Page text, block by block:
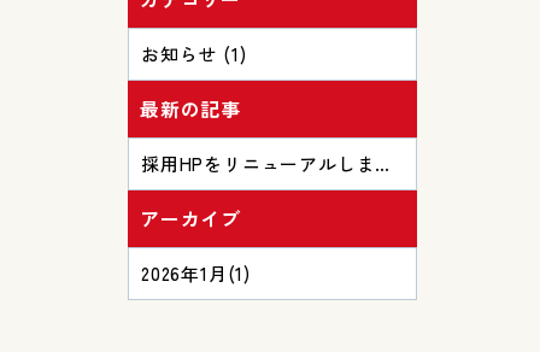
お知らせ (1)
最新の記事
採用HPをリニューアルしまし
た♪
アーカイブ
2026年1月 (1)